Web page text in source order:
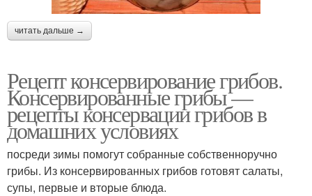
читать дальше →
Рецепт консервирование грибов.
Консервированные грибы —
рецепты консервации грибов в
домашних условиях
посреди зимы помогут собранные собственноручно
грибы. Из консервированных грибов готовят салаты,
супы, первые и вторые блюда.